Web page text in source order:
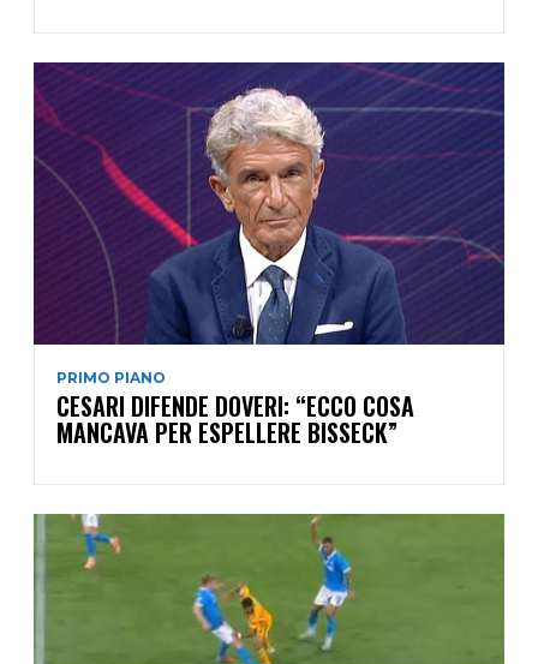
PRIMO PIANO
CESARI DIFENDE DOVERI: “ECCO COSA
MANCAVA PER ESPELLERE BISSECK”